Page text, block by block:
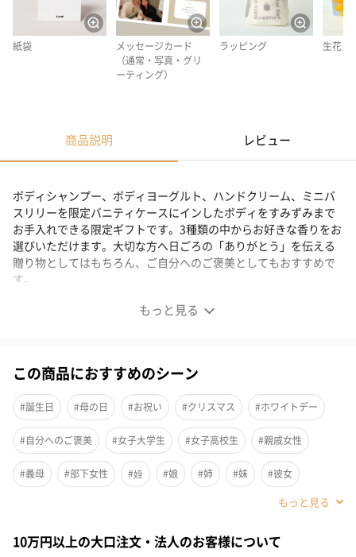
紙袋
メッセージカード
（通常・写真・グリ
ーティング）
ラッピング 生花
商品説明 レビュー
もっと見る
ボディシャンプー、ボディヨーグルト、ハンドクリーム、ミニバ
スリリーを限定バニティケースにインしたボディをすみずみまで
お手入れできる限定ギフトです。3種類の中からお好きな香りをお
選びいただけます。大切な方へ日ごろの「ありがとう」を伝える
贈り物としてはもちろん、ご自分へのご褒美としてもおすすめで
す。
スリリーを限定バニティケースにインしたボディをすみずみまで
お手入れできる限定ギフトです。
大切な方へ日ごろの「ありがとう」を伝える贈り物としてはもち
ろん、ご自分へのご褒美としてもおすすめです。
この商品におすすめのシーン
#誕生日 #母の日 #お祝い #クリスマス #ホワイトデー
#自分へのご褒美 #女子大学生 #女子高校生 #親戚女性
#義母 #部下女性 #姪 #娘 #姉 #妹 #彼女
#女性
#女友達 #10代 #20代前半 #20代後半 #30代
10万円以上の大口注文・法人のお客様について